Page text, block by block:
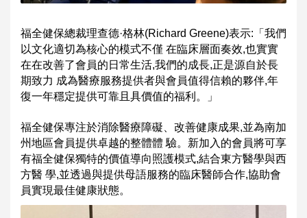
福全健保總裁理查德·格林(Richard Greene)表示:「我們
以文化適切為核心的模式不僅 在臨床層面奏效,也實實
在在改善了會員的日常生活,我們的成長,正是源自於長
期致力 成為醫療服務提供者與會員值得信賴的夥伴,年
復一年穩定提供可靠且具價值的福利。」
福全健保專注於消除醫療障礙、改善健康成果,並為南加
州地區會員提供卓越的整體體 驗。新加入的會員將可享
有福全健保獨特的價值導向照護模式,結合東方醫學與西
方醫 學,並透過與提供母語服務的臨床醫師合作,協助會
員實現最佳健康狀態。